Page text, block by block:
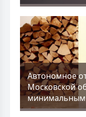
Aвтономное
Московской
минимальным